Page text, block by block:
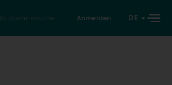
Rückwärtssuche Anmelden DE